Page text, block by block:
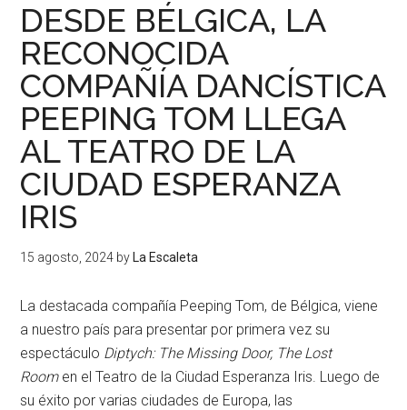
DESDE BÉLGICA, LA
RECONOCIDA
COMPAÑÍA DANCÍSTICA
PEEPING TOM LLEGA
AL TEATRO DE LA
CIUDAD ESPERANZA
IRIS
15 agosto, 2024 by La Escaleta
La destacada compañía Peeping Tom, de Bélgica, viene
a nuestro país para presentar por primera vez su
espectáculo Diptych: The Missing Door, The Lost
Roomen elTeatro de la Ciudad Esperanza Iris. Luego de
su éxito por varias ciudades de Europa, las